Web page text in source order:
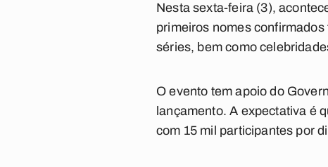
Nesta sexta-feira (3),
primeiros nomes
séries, bem como
O evento tem apoio do
lançamento. A expectativa é
com 15 mil participantes por